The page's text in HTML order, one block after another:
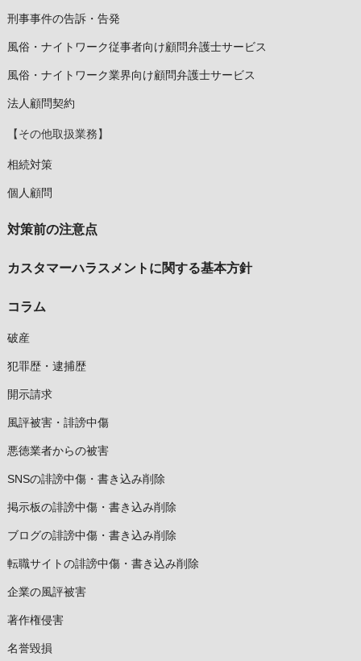
刑事事件の告訴・告発
風俗・ナイトワーク従事者向け顧問弁護士サービス
風俗・ナイトワーク業界向け顧問弁護士サービス
法人顧問契約
【その他取扱業務】
相続対策
個人顧問
対策前の注意点
カスタマーハラスメントに関する基本方針
コラム
破産
犯罪歴・逮捕歴
開示請求
風評被害・誹謗中傷
悪徳業者からの被害
SNSの誹謗中傷・書き込み削除
掲示板の誹謗中傷・書き込み削除
ブログの誹謗中傷・書き込み削除
転職サイトの誹謗中傷・書き込み削除
企業の風評被害
著作権侵害
名誉毀損